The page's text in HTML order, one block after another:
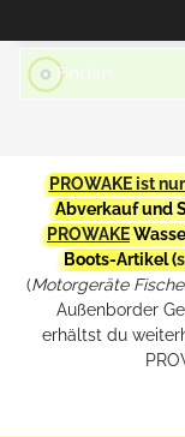
PROWAKE ist
Abverkauf und
PROWAKE
Boots-Artikel (
(Motorgeräte
Außenborder
erhältst du